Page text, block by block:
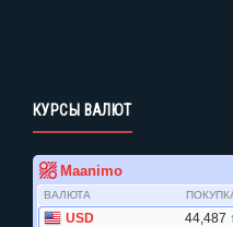
КУРСЫ ВАЛЮТ